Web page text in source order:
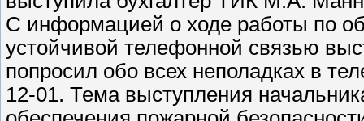
С информацией о ходе работы по
устойчивой телефонной связью
попросил обо всех неполадках в
12-01. Тема выступления